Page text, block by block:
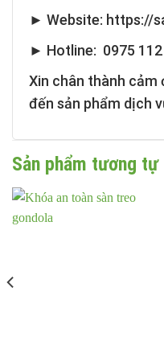
► Website: https://
► Hotline: 0975
Xin chân thành cảm
đến sản phẩm dịch
Sản phẩm tương tự